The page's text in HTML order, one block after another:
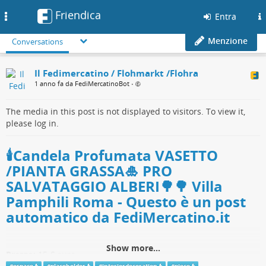
Friendica Entra
Conversations Menzione
Il Fedimercatino / Flohmarkt /Flohra
1 anno fa da FediMercatinoBot •
The media in this post is not displayed to visitors. To view it,
please log in.
🕯️Candela Profumata VASETTO
/PIANTA GRASSA🎍 PRO
SALVATAGGIO ALBERI🌳🌳 Villa
Pamphili Roma - Questo è un post
automatico da FediMercatino.it
Show more...